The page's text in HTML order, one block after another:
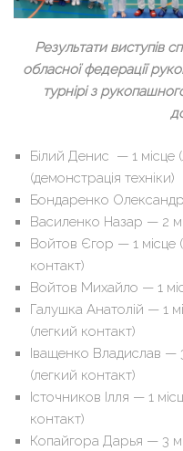
Результати виступів
обласної федерації
турнірі з
Білий Денис — 1 місце
(демонстрація техніки)
Бондаренко
Василенко Назар — 2
Войтов Єгор — 1 місце
контакт)
Войтов Михайло — 1
Галушка Анатолій — 1
(легкий контакт)
Іващенко Владислав —
(легкий контакт)
Істочников Ілля — 1
контакт)
Копайгора Дарья — 3